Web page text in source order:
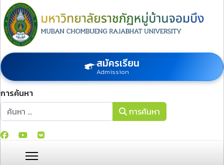
สมัครเรียน
Admission
การค้นหา
การค้นหา
การค้นหา